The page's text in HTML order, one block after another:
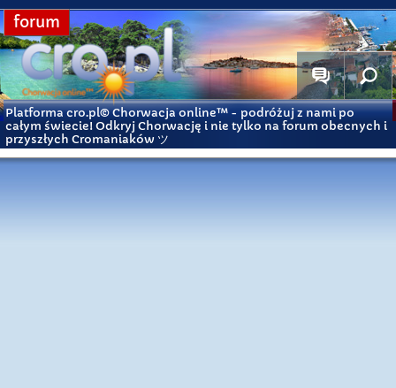
forum
Platforma cro.pl© Chorwacja online™ - podróżuj z nami po
całym świecie! Odkryj Chorwację i nie tylko na forum obecnych i
przyszłych Cromaniaków ツ